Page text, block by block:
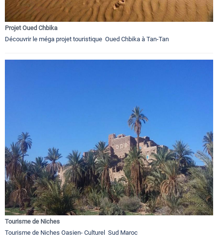
Projet Oued Chbika
Découvrir le méga projet touristique Oued Chbika à Tan-Tan
Tourisme de Niches
Tourisme de Niches Oasien- Culturel Sud Maroc